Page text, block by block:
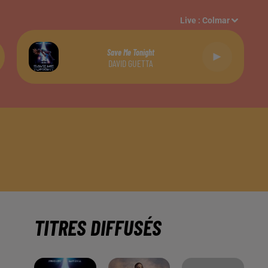
Live :Colmar
Save Me Tonight
DAVID GUETTA
TITRES DIFFUSÉS